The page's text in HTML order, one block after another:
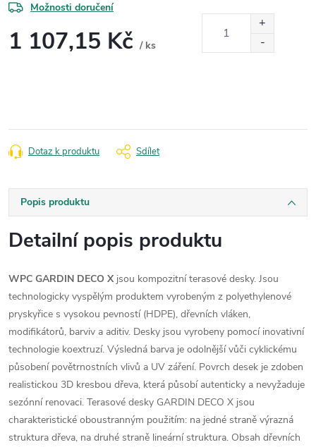
Možnosti doručení
1 107,15 Kč / ks
Dotaz k produktu Sdílet
Popis produktu
Detailní popis produktu
WPC GARDIN DECO X jsou kompozitní terasové desky. Jsou
technologicky vyspělým produktem vyrobeným z polyethylenové
pryskyřice s vysokou pevností (HDPE), dřevních vláken,
modifikátorů, barviv a aditiv. Desky jsou vyrobeny pomocí inovativní
technologie koextruzí. Výsledná barva je odolnější vůči cyklickému
působení povětrnostních vlivů a UV záření. Povrch desek je zdoben
realistickou 3D kresbou dřeva, která působí autenticky a nevyžaduje
sezónní renovaci. Terasové desky GARDIN DECO X jsou
charakteristické oboustranným použitím: na jedné straně výrazná
struktura dřeva, na druhé straně lineární struktura. Obsah dřevních